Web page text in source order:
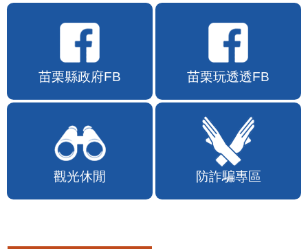
苗栗縣政府FB 苗栗玩透透FB
觀光休閒 防詐騙專區